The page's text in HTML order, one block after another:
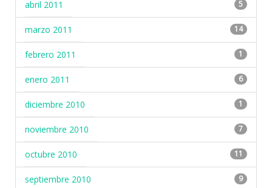
abril 2011 5
marzo 2011 14
febrero 2011 1
enero 2011 6
diciembre 2010 1
noviembre 2010 7
octubre 2010 11
septiembre 2010 9